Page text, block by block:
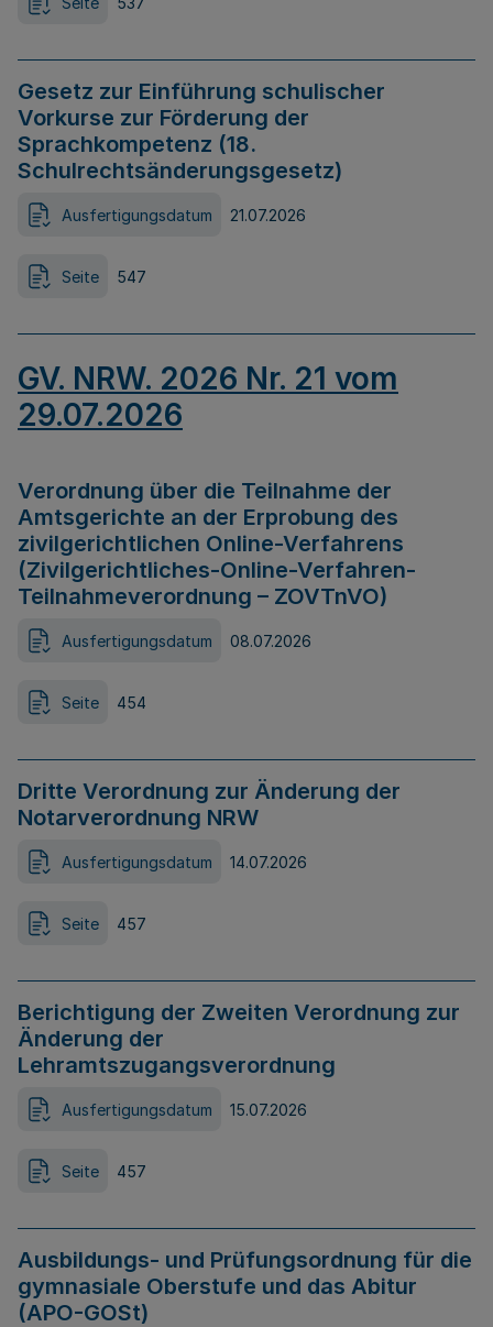
Gesetz zur Einführung schulischer
Vorkurse zur Förderung der
Sprachkompetenz (18.
Schulrechtsänderungsgesetz)
Ausfertigungsdatum 21.07.2026
Seite 547
GV. NRW. 2026 Nr. 21 vom
29.07.2026
Verordnung über die Teilnahme der
Amtsgerichte an der Erprobung des
zivilgerichtlichen Online-Verfahrens
(Zivilgerichtliches-Online-Verfahren-
Teilnahmeverordnung – ZOVTnVO)
Ausfertigungsdatum 08.07.2026
Seite 454
Dritte Verordnung zur Änderung der
Notarverordnung NRW
Ausfertigungsdatum 14.07.2026
Seite 457
Berichtigung der Zweiten Verordnung zur
Änderung der
Lehramtszugangsverordnung
Ausfertigungsdatum 15.07.2026
Seite 457
Ausbildungs- und Prüfungsordnung für die
gymnasiale Oberstufe und das Abitur
(APO-GOSt)